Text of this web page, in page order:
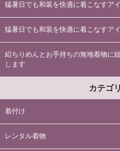
猛暑日でも和装を快適に着こなすア
猛暑日でも和装を快適に着こなすア
絽ちりめんとお手持ちの無地着物に
します
カテゴ
着付け
レンタル着物